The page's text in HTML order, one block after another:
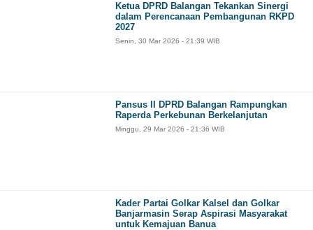
Ketua DPRD Balangan Tekankan Sinergi
dalam Perencanaan Pembangunan RKPD
2027
Senin, 30 Mar 2026 - 21:39 WIB
Pansus II DPRD Balangan Rampungkan
Raperda Perkebunan Berkelanjutan
Minggu, 29 Mar 2026 - 21:36 WIB
Kader Partai Golkar Kalsel dan Golkar
Banjarmasin Serap Aspirasi Masyarakat
untuk Kemajuan Banua